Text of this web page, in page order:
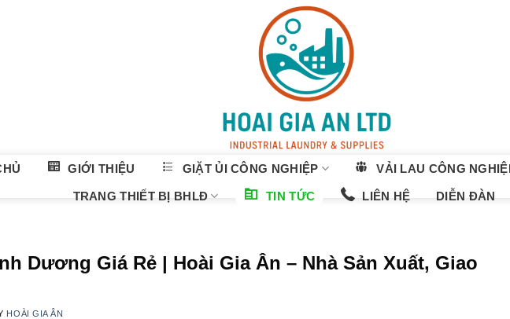
GIỚI THIỆU GIẶT ỦI CÔNG NGHIỆP VẢI LAU CÔNG
TRANG THIẾT BỊ BHLĐ TIN TỨC LIÊN HỆ DIỄN ĐÀN
Dương Giá Rẻ | Hoài Gia Ân – Nhà Sản Xuất, Giao
HOÀI GIA ÂN